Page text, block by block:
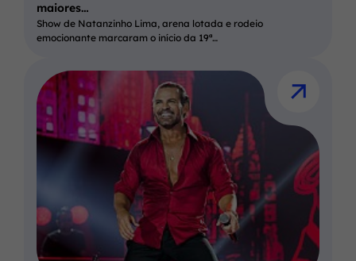
maiores…
Show de Natanzinho Lima, arena lotada e rodeio
emocionante marcaram o início da 19ª…